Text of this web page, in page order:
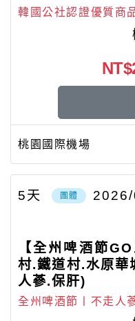
韓國公社認證優質商
桃園國際機場
團體
5天
【全州啤酒節
村.鐵道村.水原華
人蔘.保肝)
全州啤酒節〡不走人